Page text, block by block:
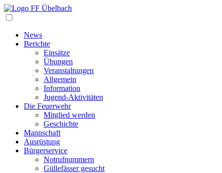
News
Berichte
Einsätze
Übungen
Veranstaltungen
Allgemein
Information
Jugend-Aktivitäten
Die Feuerwehr
Mitglied werden
Geschichte
Mannschaft
Ausrüstung
Bürgerservice
Notrufnummern
Güllefässer gesucht